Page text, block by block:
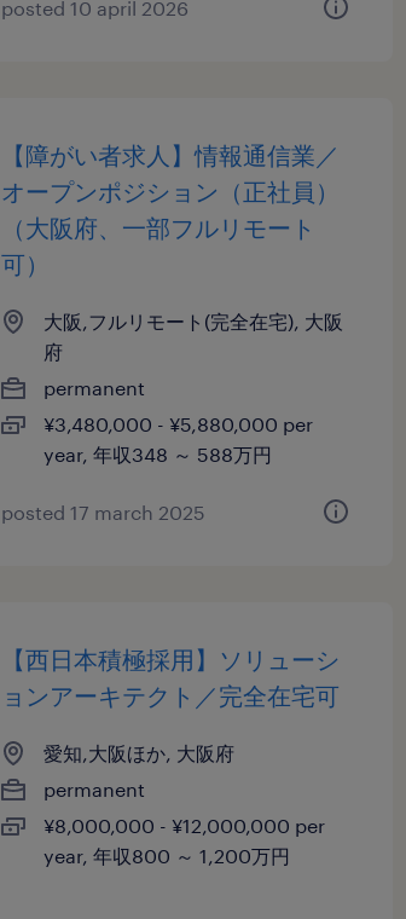
posted 10 april 2026
【障がい者求人】情報通信業／
オープンポジション（正社員）
（大阪府、一部フルリモート
可）
大阪,フルリモート(完全在宅), 大阪
府
permanent
¥3,480,000 - ¥5,880,000 per
year, 年収348 ～ 588万円
posted 17 march 2025
【西日本積極採用】ソリューシ
ョンアーキテクト／完全在宅可
愛知,大阪ほか, 大阪府
permanent
¥8,000,000 - ¥12,000,000 per
year, 年収800 ～ 1,200万円